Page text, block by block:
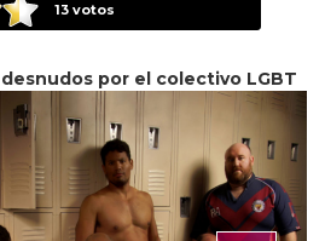
13votos
por el colectivo LGBT